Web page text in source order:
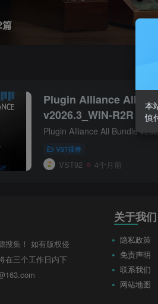
Plugin Alliance All
v2026.3_WIN-R2R
VST插件
VST92 4个月前
搜集！ 如有版权侵
在三个工作日内下
关于我们
隐私政策
免责声明
联系我们
网站地图
本
慎